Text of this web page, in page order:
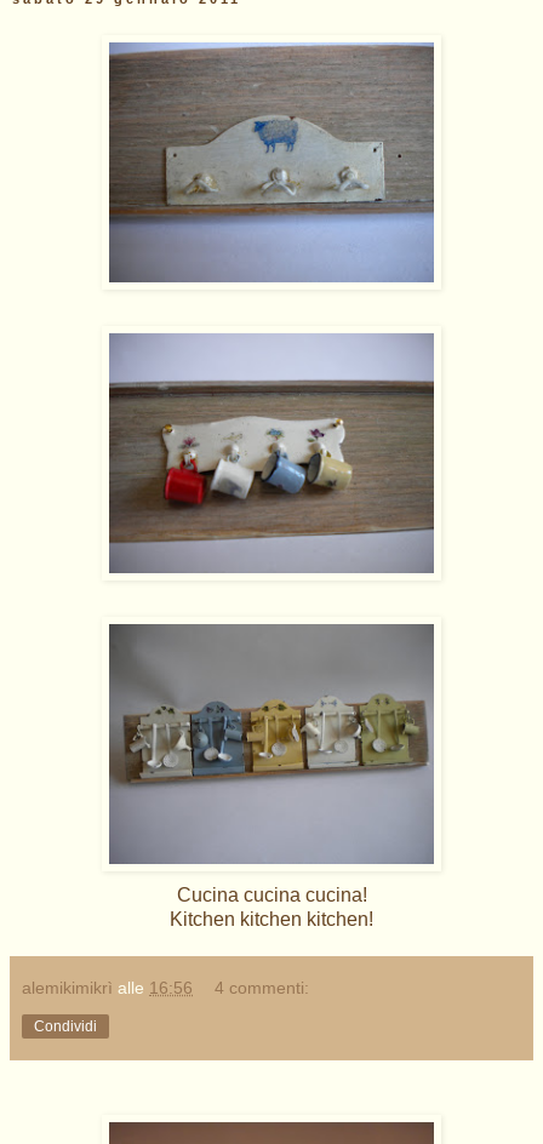
Cucina cucina cucina!
Kitchen kitchen kitchen!
alemikimikrì alle 16:56 4 commenti:
Condividi